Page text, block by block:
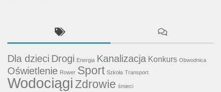
Dla dzieci Drogi Energia Kanalizacja Konkurs Obwodnica
Oświetlenie Rower Sport Szkoła Transport
WodociągiZdrowie śmieci